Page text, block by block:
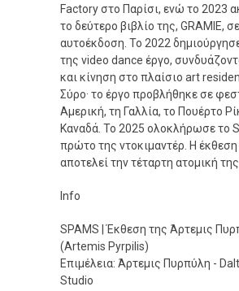
Factory στο Παρίσι, ενώ το 2023
το δεύτερο βιβλίο της, GRAMIE, σε
αυτοέκδοση. Το 2022
της video dance έργο,
και κίνηση στο πλαίσιο art
Σύρο· το έργο προβλήθηκε σε
Αμερική, τη Γαλλία, το Πουέρτο
Καναδά. Το 2025 ολοκλήρωσε το
πρώτο της ντοκιμαντέρ. Η έκθεση
αποτελεί την τέταρτη ατομική
Info
SPAMS | Έκθεση της Άρτεμις
(Artemis Pyrpilis)
Επιμέλεια: Άρτεμις Πυρπύλη -
Studio